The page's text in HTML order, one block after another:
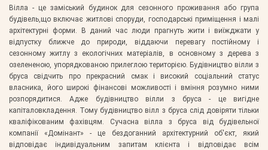
Вілла - це заміський будинок для сезонного проживання або група
будівель,що включає житлові споруди, господарські приміщення і малі
архітектурні форми. В даний час люди прагнуть жити і виїжджати у
відпустку ближче до природи, віддаючи перевагу постійному і
сезонному житлу з екологічних матеріалів, в основному з дерева з
озелененою, упорядкованою прилеглою територією. Будівництво вілли з
бруса свідчить про прекрасний смак і високий соціальний статус
власника, його широкі фінансові можливості і вміння розумно ними
розпорядитися. Адже будівництво вілли з бруса - це вигідне
капіталовкладення. Тому будівництво вілл з бруса слід довіряти тільки
кваліфікованим фахівцям. Сучасна вілла з бруса від будівельної
компанії «Домінант» - це бездоганний архітектурний об'єкт, який
відповідає індивідуальним запитам клієнта і відповідає всім